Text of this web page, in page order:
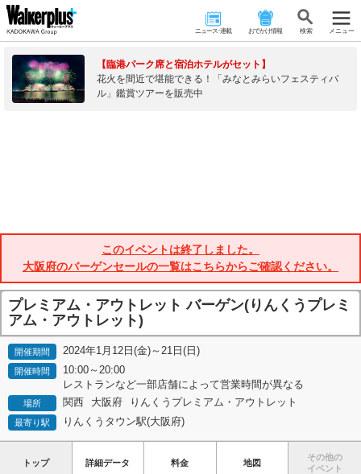
ニュース･連載 おでかけ情報 検 索 メニュー
【臨港パーク席と宿泊ホテルがセット】
花火を間近で堪能できる！「みなとみらいフェスティバ
ル」鑑賞ツアーを販売中
このイベントは終了しました。
大阪府のバーゲンセールの一覧はこちらからご確認ください。
プレミアム・アウトレット バーゲン(りんくうプレミ
アム・アウトレット)
開催期間 2024年1月12日(金)～21日(日)
開催時間
10:00～20:00
レストランなど一部店舗によって営業時間が異なる
場所 関西 大阪府 りんくうプレミアム・アウトレット
最寄り駅 りんくうタウン駅(大阪府)
トップ 詳細データ 料金 地図
その他の
イベント